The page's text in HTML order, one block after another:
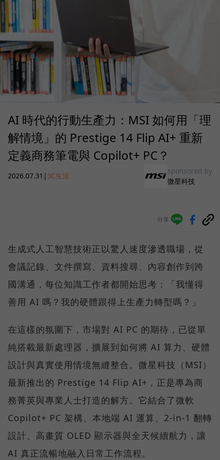
AI 時代的行動生產力：MSI 如何用「理
解情境」的 Prestige 14 Flip AI+ 重新
定義商務筆電與 Copilot+ PC？
2026.07.31 | 3C生活
sponsored by
微星科技
分享
生成式人工智慧技術正以驚人速度滲透職場，從
會議記錄、文件撰寫、資料搜尋、內容創作到跨
國溝通，每位知識工作者都開始思考：「我懂得
善用 AI 嗎？我的硬體跟得上生產力轉型嗎？」
在這樣的氛圍下，市場對 AI PC 的期待，已從單
純搭載最新處理器，擴展到如何將 AI 算力、硬體
設計與真實使用情境無縫整合。微星科技（MSI）
最新推出的 Prestige 14 Flip AI+，正是專為商
務菁英與專業人士打造的解方。它結合了微軟
Copilot+ PC 架構、本地端 AI 運算、2-in-1 翻轉
設計、高畫質 OLED 顯示器與全天候續航力，讓
AI 真正流暢地融入日常工作流程。